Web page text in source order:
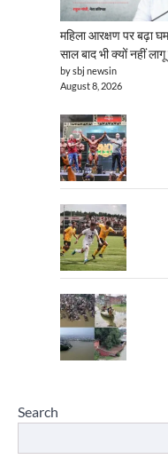
महिला आरक्षण पर बढ़ा
साल बाद भी क्यों नहीं
by sbj newsin
August 8, 2026
Search